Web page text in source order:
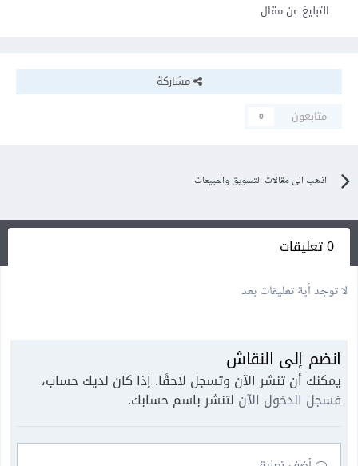
التبليغ عن مقال
مشاركة
متابعون
0
اذهب الى مقالات التسويق والمبيعات
0 تعليقات
لا توجد أية تعليقات بعد
انضم إلى النقاش
يمكنك أن تنشر الآن وتسجل لاحقًا. إذا كان لديك حساب،
فسجل الدخول الآن لتنشر باسم حسابك.